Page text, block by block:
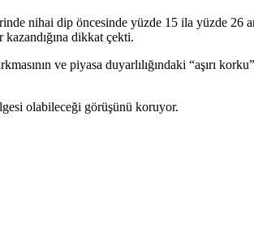
nihai dip öncesinde yüzde 15 ila yüzde 26
dikkat çekti.
ve piyasa duyarlılığındaki “aşırı
olabileceği görüşünü koruyor.